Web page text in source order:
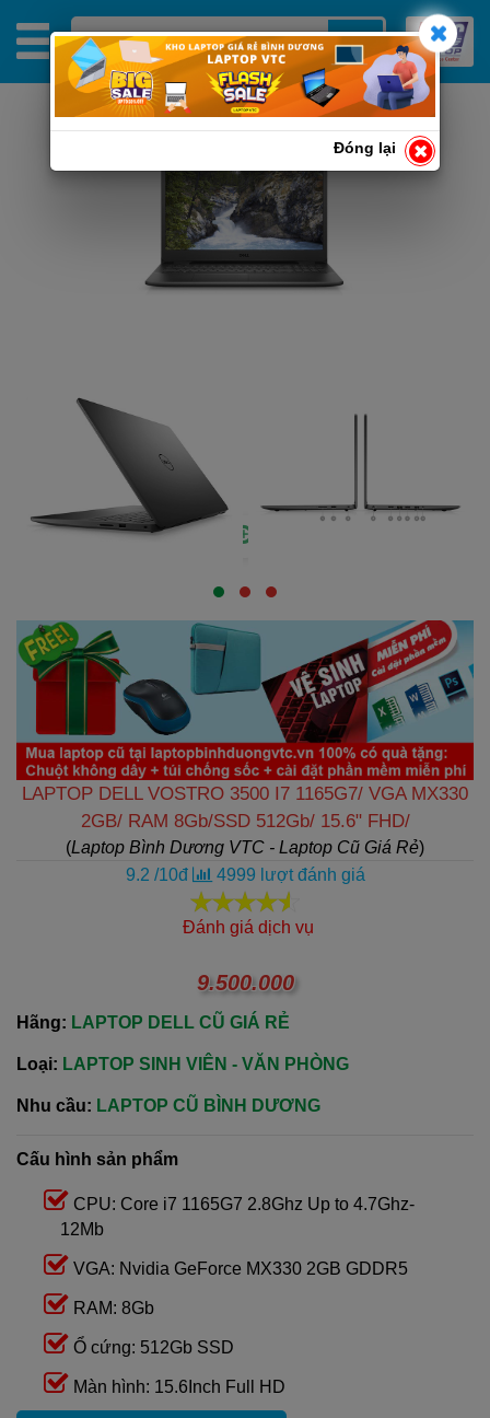
LAPTOP DELL VOSTRO 3500 I7 1165G7/ VGA MX330
2GB/ RAM 8Gb/SSD 512Gb/ 15.6" FHD/
(Laptop Bình Dương VTC - Laptop Cũ Giá Rẻ)
9.2 /10đ 4999 lượt đánh giá
Đánh giá dịch vụ
9.500.000
Hãng: LAPTOP DELL CŨ GIÁ RẺ
Loại: LAPTOP SINH VIÊN - VĂN PHÒNG
Nhu cầu: LAPTOP CŨ BÌNH DƯƠNG
Cấu hình sản phẩm
CPU: Core i7 1165G7 2.8Ghz Up to 4.7Ghz-
12Mb
VGA: Nvidia GeForce MX330 2GB GDDR5
RAM: 8Gb
Ổ cứng: 512Gb SSD
Màn hình: 15.6Inch Full HD
Đóng lại